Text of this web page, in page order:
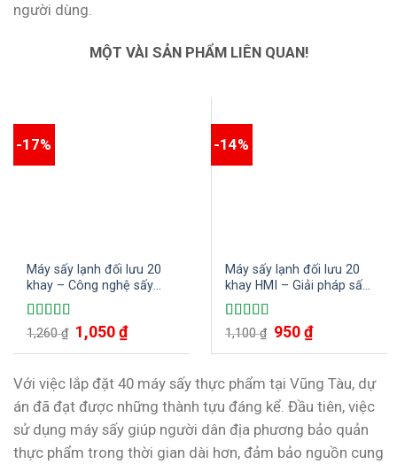
người dùng.
MỘT VÀI SẢN PHẨM LIÊN QUAN!
-17%
Máy sấy lạnh đối lưu 20
khay – Công nghệ sấy
tiên tiến cho chất lượng
sản phẩm hoàn hảo
Được xếp
5
sao
1,260₫ 1,050₫
-14%
Máy sấy lạnh đối lưu 20
khay HMI – Giải pháp sấy
lạnh hiệu quả cho doanh
nghiệp
Được xếp
sao
1,100₫ 950₫
Với việc lắp đặt 40 máy sấy thực phẩm tại Vũng Tàu, dự
án đã đạt được những thành tựu đáng kể. Đầu tiên, việc
sử dụng máy sấy giúp người dân địa phương bảo quản
thực phẩm trong thời gian dài hơn, đảm bảo nguồn cung